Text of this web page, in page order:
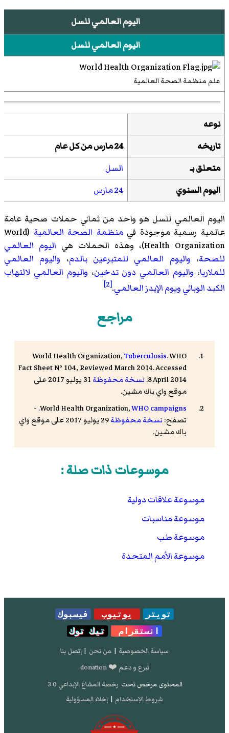
اليوم العالمي للسل
اليوم العالمي للسل
علم منظمة الصحة العالمية
نوعه
تاريخه
24 مارس من كل عام
متعلق بـ
السل
اليوم السنوي
24 مارس
اليوم العالمي للسل هو واحد من ثماني حملات صحية عامة
عالمية رسمية موجودة فيمنظمة الصحة العالمية (
World
Health Organization)‏، وهذه الحملات هي اليوم العالمي
للصحة، واليوم العالمي للمتبرعين بالدم، واليوم العالمي
للملاريا، واليوم العالمي دون تدخين، واليوم العالمي لالتهاب
الكبد الوبائيويوم الإيدز العالمي.
[2]
مراجع
World Health Organization,Tuberculosis.WHO
Fact Sheet N° 104, Reviewed March 2014. Accessed
8 April 2014. نسخة محفوظة
31 يوليو 2017 على
موقع واي باك مشين.
World Health Organization,WHO campaigns.
-
تصفح: نسخة محفوظة
29 يوليو 2017 على موقع واي
باك مشين.
موسوعات ذات صلة :
موسوعة علاقات دولية
موسوعة مناسبات
موسوعة طب
موسوعة الأمم المتحدة
تويتر يوتيوب
فيسبوك
انستقرام
تيك توك
سياسة الخصوصية | من نحن | إتصل بنا
تبرع و دعم ❤️ donation
المحتوى مرخص تحت رخصة المشاع الإبداعي 3.0
شروط الإستخدام | إخلاء المسؤولية